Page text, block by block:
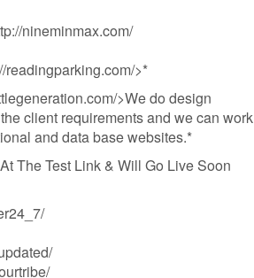
nineminmax.com/
readingparking.com/>*
>We do design
client requirements and we can work
and data base websites.*
The Test Link & Will Go Live Soon